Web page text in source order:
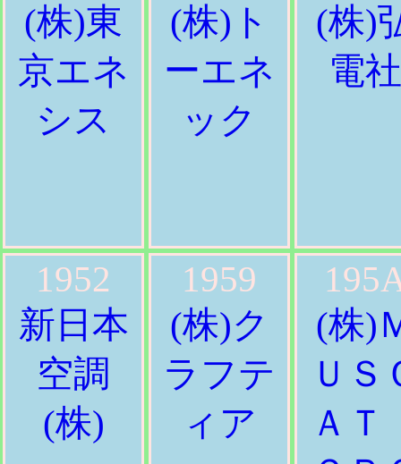
(株)東
京エネ
シス
(株)ト
ーエネ
ック
(株)
電
1952
新日本
空調
(株)
1959
(株)ク
ラフテ
ィア
(株)
ＵＳ
Ａ